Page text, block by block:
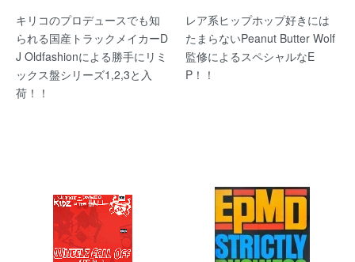
キリコのプロデュースでも知
られる国産トラックメイカーD
J Oldfashionによる勝手にリミ
ックス盤シリーズ1,2,3と入
荷！！
レア系ヒップホップ好きには
たまらないPeanut Butter Wolf
監修によるスペシャルなE
P！！